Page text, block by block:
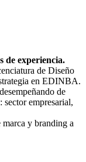
de experiencia.
de Diseño
en EDINBA.
de
empresarial,
y branding a